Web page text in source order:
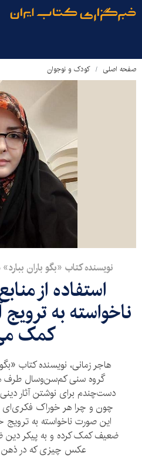
صفحه اصلی کودک و نوجوان
نویسنده کتاب «بگو باران
استفاده از
ناخواسته به
کمک
هاجر زمانی، نویسنده کتاب
گروه سنی کم‌سن‌وسال طرف
دست‌چندم برای نوشتن آثار
چون و چرا هر خوراک فکری‌ای
این صورت ناخواسته به ترویج
ضعیف کمک کرده و به پیکر دین
عکس چیزی که در ذهن